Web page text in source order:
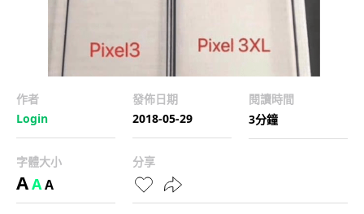
作者
Login
發佈日期
2018-05-29
閱讀時間
3分鐘
字體大小
AAA
分享